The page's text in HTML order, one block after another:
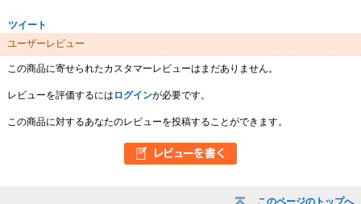
このページのトップへ
ツイート
ユーザーレビュー
この商品に寄せられたカスタマーレビューはまだありません。
レビューを評価するには ログインが必要です。
この商品に対するあなたのレビューを投稿することができます。